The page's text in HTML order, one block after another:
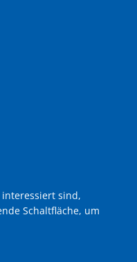
sind,
Schaltfläche, um